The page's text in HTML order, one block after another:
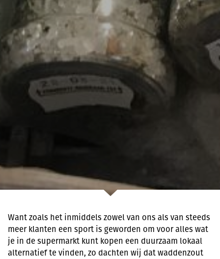
Want zoals het inmiddels zowel van ons als van steeds
meer klanten een sport is geworden om voor alles wat
je in de supermarkt kunt kopen een duurzaam lokaal
alternatief te vinden, zo dachten wij dat waddenzout